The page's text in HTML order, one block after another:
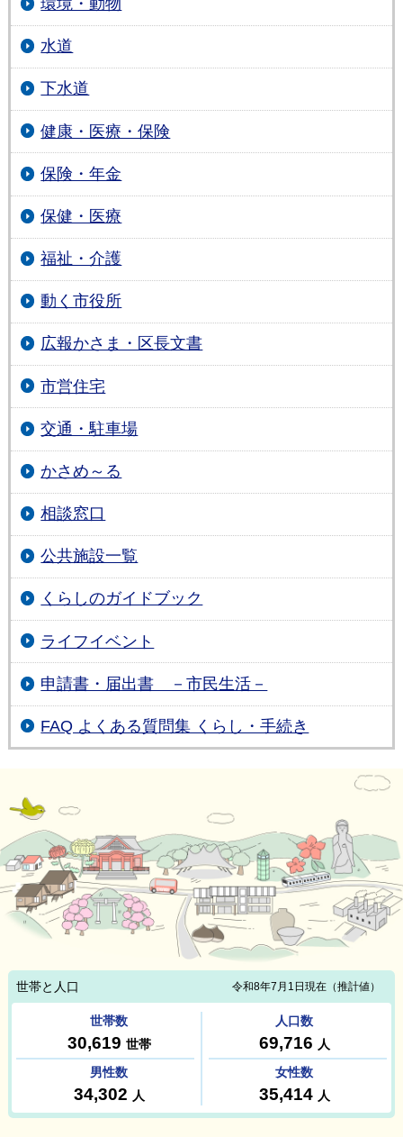
環境・動物
水道
下水道
健康・医療・保険
保険・年金
保健・医療
福祉・介護
動く市役所
広報かさま・区長文書
市営住宅
交通・駐車場
かさめ～る
相談窓口
公共施設一覧
くらしのガイドブック
ライフイベント
申請書・届出書 －市民生活－
FAQ よくある質問集 くらし・手続き